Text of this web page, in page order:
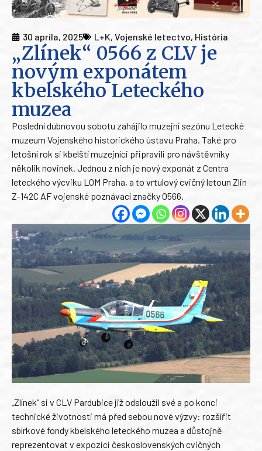
30 apríla, 2025 L+K, Vojenské letectvo, História
„Zlínek“ 0566 z CLV je
novým exponátem
kbelského Leteckého
muzea
Poslední dubnovou sobotu zahájilo muzejní sezónu Letecké
muzeum Vojenského historického ústavu Praha. Také pro
letošní rok si kbelští muzejníci připravili pro návštěvníky
několik novinek. Jednou z nich je nový exponát z Centra
leteckého výcviku LOM Praha, a to vrtulový cvičný letoun Zlin
Z-142C AF vojenské poznávací značky 0566.
„Zlínek“ si v CLV Pardubice již odsloužil své a po konci
technické životnosti má před sebou nové výzvy: rozšířit
sbírkové fondy kbelského leteckého muzea a důstojně
reprezentovat v expozici československých cvičných